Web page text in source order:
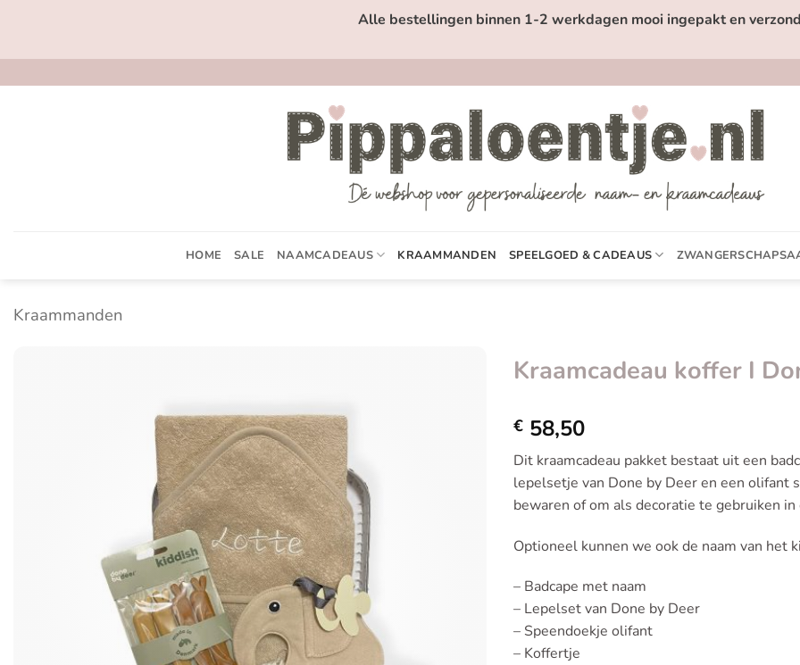
inhoud
Alle bestellingen binnen 1-2 werkdagen mooi ingepakt en
HOME SALE NAAMCADEAUS KRAAMMANDEN SPEELGOED & CADEAUS
Kraammanden
Kraamcadeau koffer I
€ 58,50
Dit kraamcadeau pakket bestaat uit een
lepelsetje van Done by Deer en een
bewaren of om als decoratie te gebruiken in
Optioneel kunnen we ook de naam van het
– Badcape met naam
– Lepelset van Done by Deer
– Speendoekje olifant
– Koffertje